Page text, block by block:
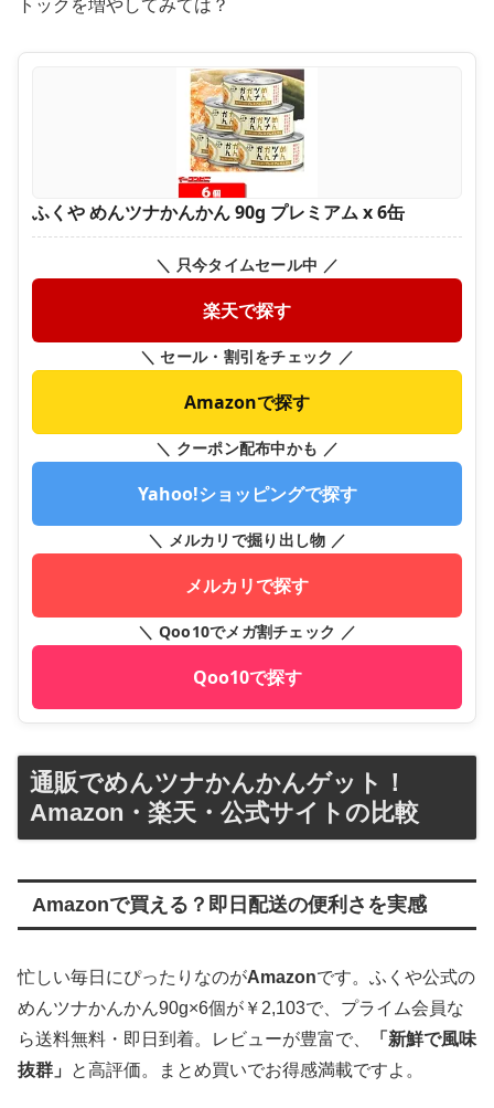
トックを増やしてみては？
ふくや めんツナかんかん 90g プレミアム x 6缶
＼ 只今タイムセール中 ／
楽天で探す
＼ セール・割引をチェック ／
Amazonで探す
＼ クーポン配布中かも ／
Yahoo!ショッピングで探す
＼ メルカリで掘り出し物 ／
メルカリで探す
＼ Qoo10でメガ割チェック ／
Qoo10で探す
通販でめんツナかんかんゲット！
Amazon・楽天・公式サイトの比較
Amazonで買える？即日配送の便利さを実感
忙しい毎日にぴったりなのがAmazonです。ふくや公式の
めんツナかんかん90g×6個が￥2,103で、プライム会員な
ら送料無料・即日到着。レビューが豊富で、
「新鮮で風味
抜群」
と高評価。まとめ買いでお得感満載ですよ。